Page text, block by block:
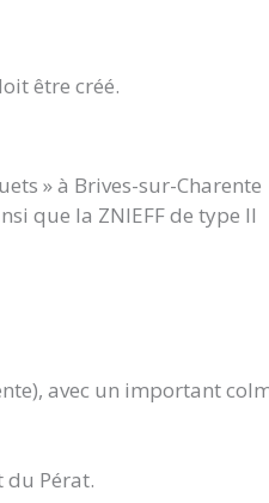
être créé.
» à Brives-sur-Charente
que la ZNIEFF de type II
avec un important
du Pérat.